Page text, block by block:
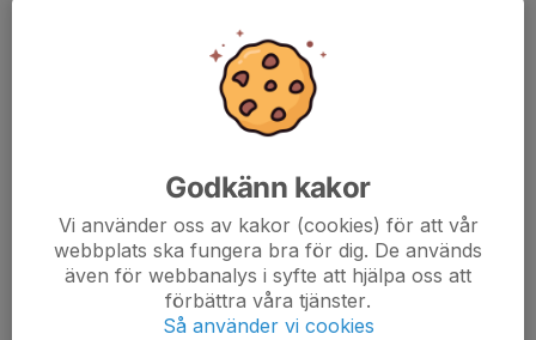
Godkänn kakor
Vi använder oss av kakor (cookies) för att vår
webbplats ska fungera bra för dig. De används
även för webbanalys i syfte att hjälpa oss att
förbättra våra tjänster.
Så använder vi cookies